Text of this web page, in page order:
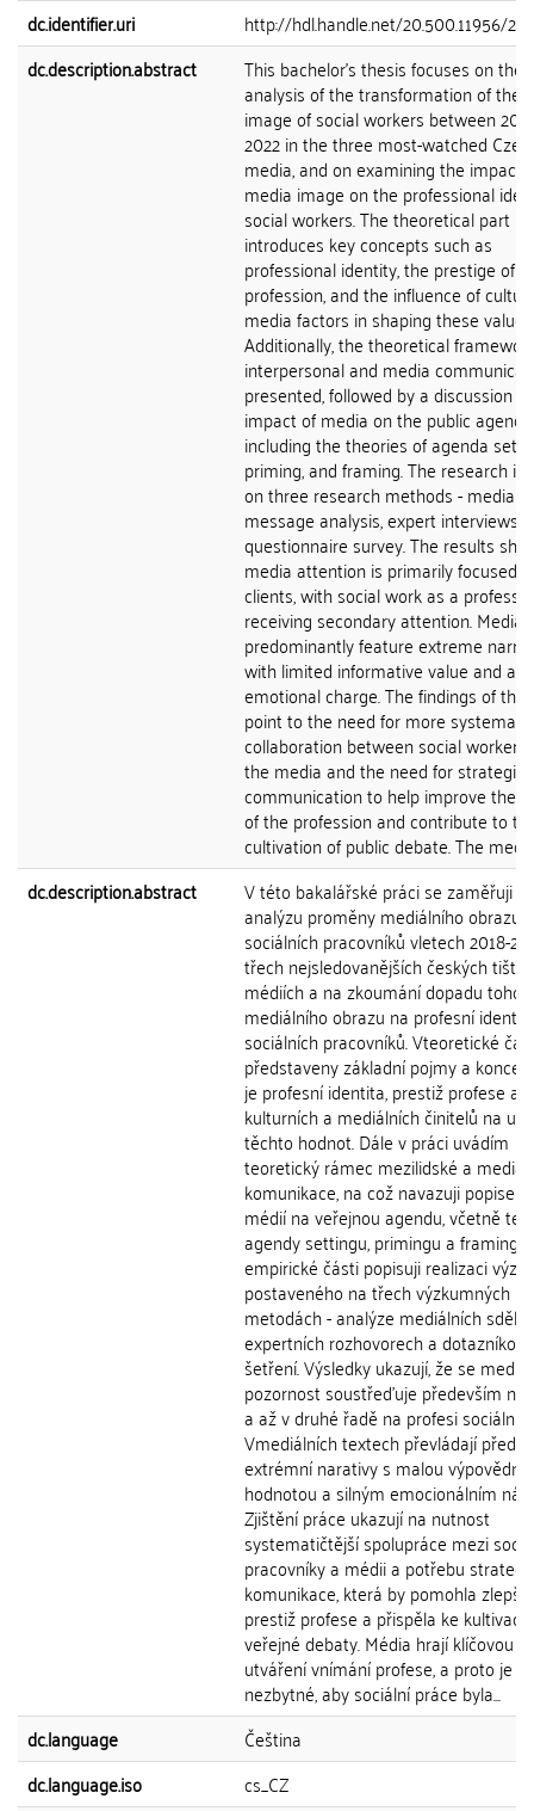
dc.identifier.uri
http://hdl.handle.net/20.500.11956/
dc.description.abstract
This bachelor's thesis focuses on the
analysis of the transformation of the
image of social workers between
2022 in the three most-watched
media, and on examining the impact
media image on the professional
social workers. The theoretical part
introduces key concepts such as
professional identity, the prestige of
profession, and the influence of
media factors in shaping these values.
Additionally, the theoretical
interpersonal and media
presented, followed by a discussion
impact of media on the public agenda,
including the theories of agenda
priming, and framing. The research is
on three research methods - media
message analysis, expert interviews,
questionnaire survey. The results
media attention is primarily focused
clients, with social work as a
receiving secondary attention. Media
predominantly feature extreme
with limited informative value and a
emotional charge. The findings of the
point to the need for more systematic
collaboration between social workers
the media and the need for strategic
communication to help improve the
of the profession and contribute to
cultivation of public debate. The
dc.description.abstract
V této bakalářské práci se zaměřuji
analýzu proměny mediálního obrazu
sociálních pracovníků vletech 2018-
třech nejsledovanějších českých
médiích a na zkoumání dopadu
mediálního obrazu na profesní
sociálních pracovníků. Vteoretické
představeny základní pojmy a
je profesní identita, prestiž profese a
kulturních a mediálních činitelů na
těchto hodnot. Dále v práci uvádím
teoretický rámec mezilidské a
komunikace, na což navazuji
médií na veřejnou agendu, včetně
agendy settingu, primingu a
empirické části popisuji realizaci
postaveného na třech výzkumných
metodách - analýze mediálních
expertních rozhovorech a
šetření. Výsledky ukazují, že se
pozornost soustřeďuje především na
a až v druhé řadě na profesi sociální
Vmediálních textech převládají
extrémní narativy s malou výpovědní
hodnotou a silným emocionálním
Zjištění práce ukazují na nutnost
systematičtější spolupráce mezi
pracovníky a médii a potřebu
komunikace, která by pomohla zlepšit
prestiž profese a přispěla ke kultivaci
veřejné debaty. Média hrají klíčovou
utváření vnímání profese, a proto je
nezbytné, aby sociální práce byla...
dc.language
Čeština
dc.language.iso
cs_CZ